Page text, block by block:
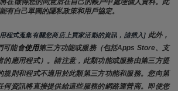
有自己單獨的隱私政策和用戶協定。
程式蒐集有關您商店上買家活動的資訊，請插入] 此外，
可能會使用第三方功能或服務（包括Apps Store、支
的應用程式）。請注意，此類功能或服務由第三方提
規則和程式不適用於此類第三方功能和服務。您向第
何資訊將直接提供給這些服務的網路運營商。即使您